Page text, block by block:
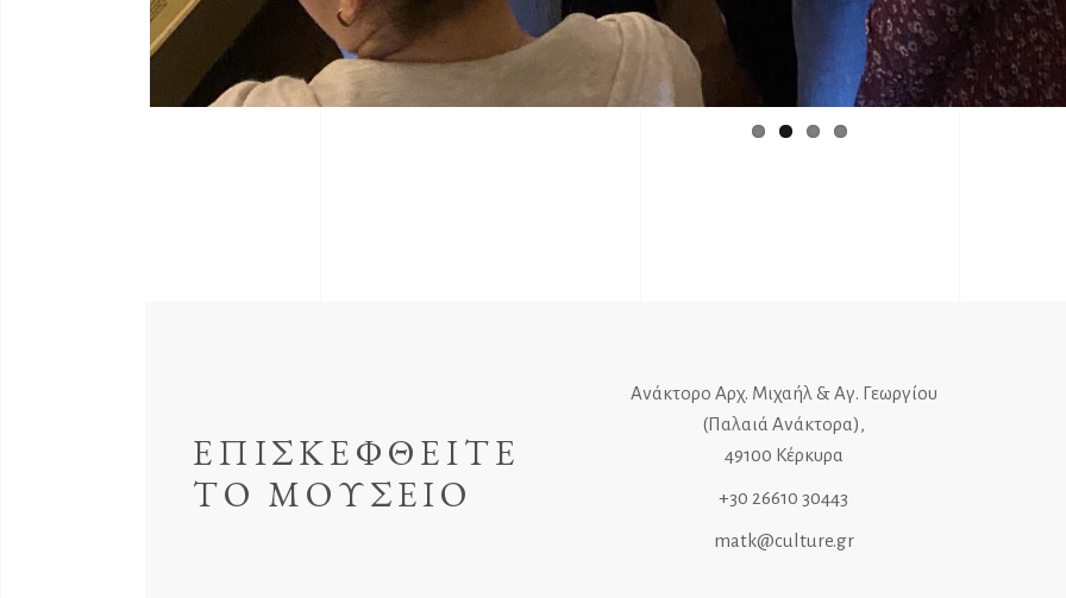
ΕΠΙΣΚΕΦΘΕΙΤΕ
ΤΟ ΜΟΥΣΕΙΟ
Ανάκτορο Αρχ. Μιχαήλ & Αγ. Γεωργίου
(Παλαιά Ανάκτορα),
49100 Κέρκυρα
+30 26610 30443
matk@culture.gr